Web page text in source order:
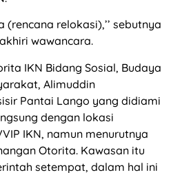
(rencana relokasi),’’ sebutnya
wawancara.
IKN Bidang Sosial, Budaya
Alimuddin
Pantai Lango yang didiami
dengan lokasi
IKN, namun menurutnya
Otorita. Kawasan itu
setempat, dalam hal ini